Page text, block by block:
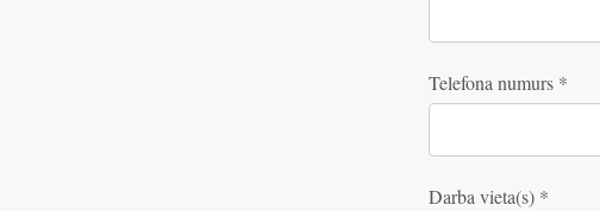
Telefona numurs *
Darba vieta(s) *